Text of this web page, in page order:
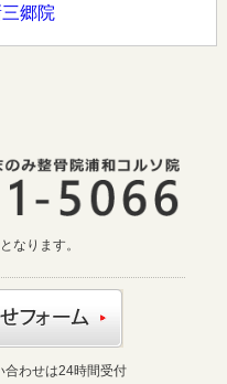
郷院
なります。
合わせは24時間受付